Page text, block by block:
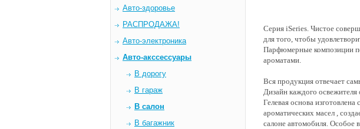
Авто-здоровье
РАСПРОДАЖА!
Авто-электроника
Авто-акссессуары
В дорогу
В гараж
В салон
В багажник
Серия iSeries. Чистое
для того, чтобы
Парфюмерные композиции
ароматами.
Вся продукция отвечает
Дизайн каждого освежителя
Гелевая основа
ароматических масел ,
салоне автомобиля. Особое